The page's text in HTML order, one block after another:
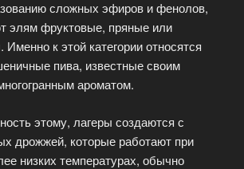
сложных эфиров и фенолов,
элям фруктовые, пряные или
к этой категории относятся
пива, известные своим
ароматом.
этому, лагеры создаются с
дрожжей, которые работают при
низких температурах, обычно